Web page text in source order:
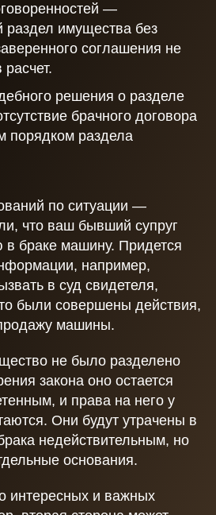
—
раздел имущества без
соглашения не
решения о разделе
брачного договора
порядком раздела
по ситуации —
что ваш бывший супруг
в браке машину. Придется
например,
в суд свидетеля,
были совершены действия,
машины.
не было разделено
закона оно остается
и права на него у
Они будут утрачены в
недействительным, но
основания.
интересных и важных